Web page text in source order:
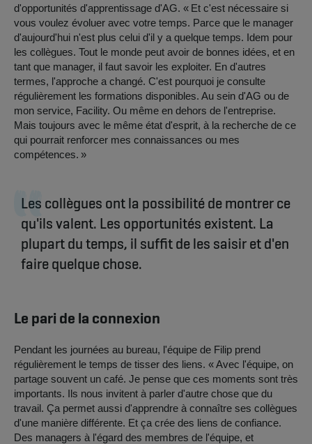
d'opportunités d'apprentissage d'AG. « Et c'est nécessaire si
vous voulez évoluer avec votre temps. Parce que le manager
d'aujourd'hui n'est plus celui d'il y a quelque temps. Idem pour
les collègues. Tout le monde peut avoir de bonnes idées, et en
tant que manager, il faut savoir les exploiter. En d'autres
termes, l'approche a changé. C'est pourquoi je consulte
régulièrement les formations disponibles. Au sein d'AG ou de
mon service, Facility. Ou même en dehors de l'entreprise.
Mais toujours avec le même état d'esprit, à la recherche de ce
qui pourrait renforcer mes connaissances ou mes
compétences. »
Les collègues ont la possibilité de montrer ce
qu'ils valent. Les opportunités existent. La
plupart du temps, il suffit de les saisir et d'en
faire quelque chose.
Le pari de la connexion
Pendant les journées au bureau, l'équipe de Filip prend
régulièrement le temps de tisser des liens. « Avec l'équipe, on
partage souvent un café. Je pense que ces moments sont très
importants. Ils nous invitent à parler d'autre chose que du
travail. Ça permet aussi d'apprendre à connaître ses collègues
d'une manière différente. Et ça crée des liens de confiance.
Des managers à l'égard des membres de l'équipe, et